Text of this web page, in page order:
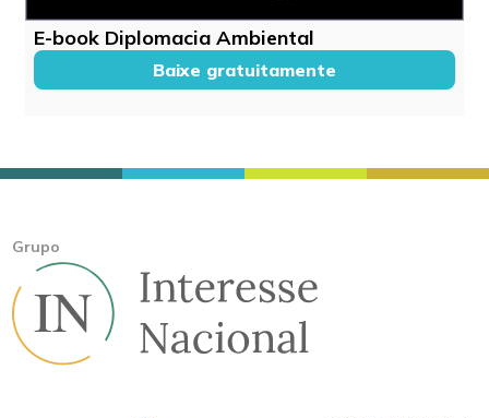
E-book Diplomacia Ambiental
Baixe gratuitamente
Grupo